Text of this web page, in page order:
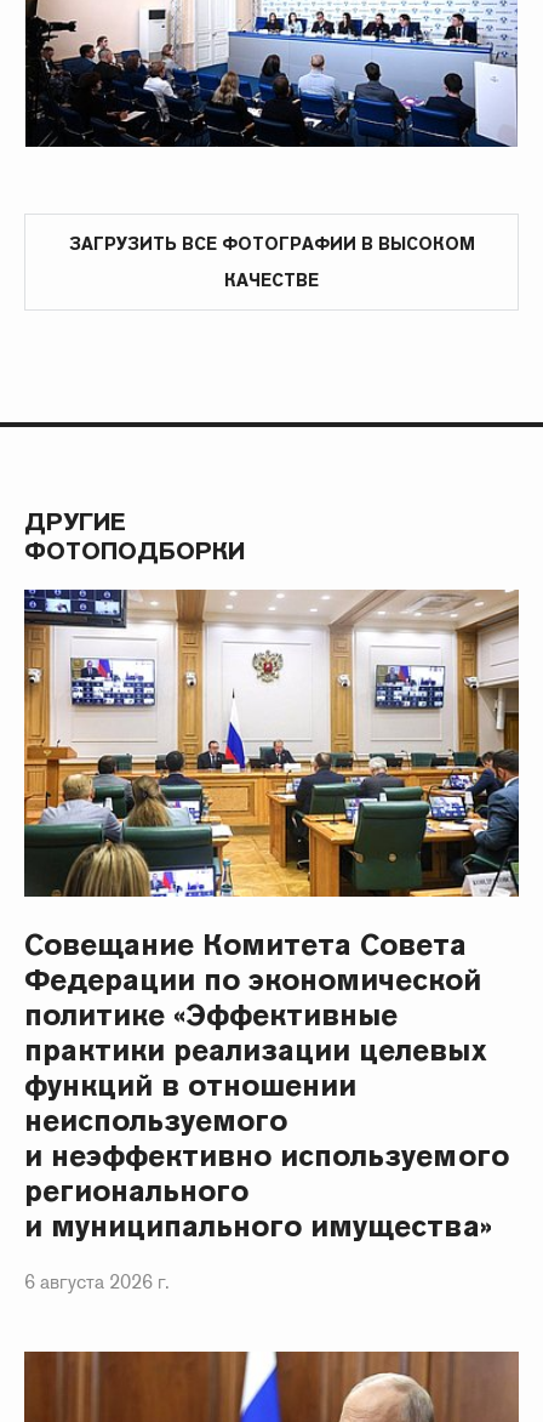
ЗАГРУЗИТЬ ВСЕ ФОТОГРАФИИ В ВЫСОКОМ
КАЧЕСТВЕ
ДРУГИЕ
ФОТОПОДБОРКИ
Совещание Комитета Совета
Федерации по экономической
политике «Эффективные
практики реализации целевых
функций в отношении
неиспользуемого
и неэффективно используемого
регионального
и муниципального имущества»
6 августа 2026 г.